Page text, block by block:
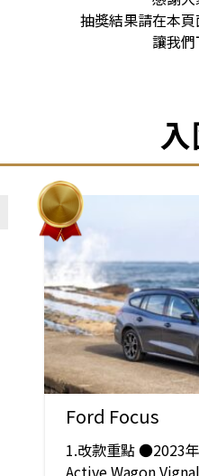
抽獎結果請在本頁
讓我們
Ford Focus
1.改款重點 ●2023
Active Wagon